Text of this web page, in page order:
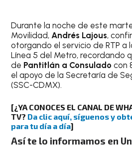
Durante la noche de este
Movilidad, Andrés Lajous,
otorgando el servicio de RTP a
Línea 5 del Metro, recordando
de Pantitlán a Consulado con
el apoyo de la Secretaría de
(SSC-CDMX).
[¿YA CONOCES EL CANAL DE
TV? Da clic aquí, síguenos y
para tu día a día]
Así te lo informamos en